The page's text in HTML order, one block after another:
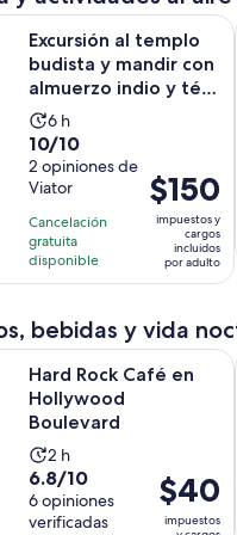
Excursión al templo
budista y mandir con
almuerzo indio y té
Chino
La
actividad
dura
6
horas
6 h
10.0
de
10
con
2
opiniones
10/10
2 opiniones de
Viator
Cancelación
gratuita
disponible
El
precio
es
de
$150.
adulto
$150
impuestos y
cargos
incluidos
por adulto
templo budista y mandir
bebidas y vida
Hard Rock Café en
Hollywood
Boulevard
La
actividad
dura
2 h
6.8
de
10
6.8/10
6 opiniones
verificadas
El
precio
$40
impuestos
en Hollywood